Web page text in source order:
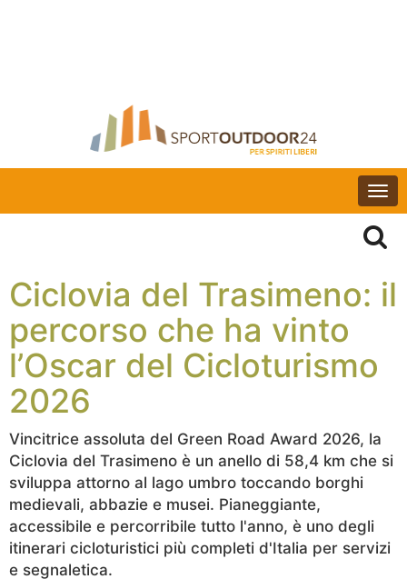
Ciclovia del Trasimeno: il
percorso che ha vinto
l’Oscar del Cicloturismo
2026
Vincitrice assoluta del Green Road Award 2026, la
Ciclovia del Trasimeno è un anello di 58,4 km che si
sviluppa attorno al lago umbro toccando borghi
medievali, abbazie e musei. Pianeggiante,
accessibile e percorribile tutto l'anno, è uno degli
itinerari cicloturistici più completi d'Italia per servizi
e segnaletica.